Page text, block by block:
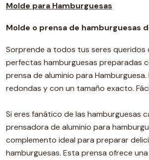
Molde para Hamburguesas
Molde o prensa de hamburguesas
Sorprende a todos tus seres queridos
perfectas hamburguesas preparadas
prensa de aluminio para
redondas y con un tamaño exacto.
Si eres fanático de las hamburguesas
prensadora de aluminio para
complemento ideal para preparar
hamburguesas. Esta prensa ofrece